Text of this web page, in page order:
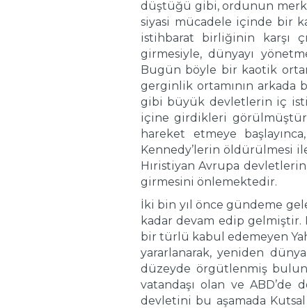
düştüğü gibi, ordunun
siyasi mücadele içinde bir
istihbarat birliğinin karşı
girmesiyle, dünyayı
Bugün böyle bir kaotik
gerginlik ortamının arkada
gibi büyük devletlerin iç
içine girdikleri görülmüştür.
hareket etmeye
Kennedy’lerin öldürülmesi
Hıristiyan Avrupa
girmesini önlemektedir.
İki bin yıl önce gündeme
kadar devam edip gelmiştir.
bir türlü kabul edemeyen
yararlanarak, yeniden
düzeyde örgütlenmiş
vatandaşı olan ve
devletini bu aşamada Kutsal